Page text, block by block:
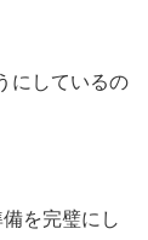
にしているの
を完璧にし